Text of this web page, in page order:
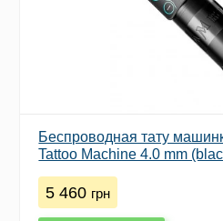
Беспроводная тату
Tattoo Machine 4.0 mm
5 460 грн